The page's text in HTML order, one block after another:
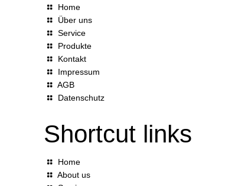
Home
Über uns
Service
Produkte
Kontakt
Impressum
AGB
Datenschutz
Shortcut links
Home
About us